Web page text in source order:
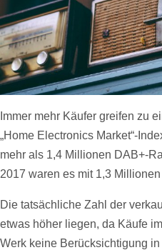
Immer mehr Käufer greifen zu
„Home Electronics Market“-
mehr als 1,4 Millionen DAB+-
2017 waren es mit 1,3
Die tatsächliche Zahl der
etwas höher liegen, da Käufe
Werk keine Berücksichtigung